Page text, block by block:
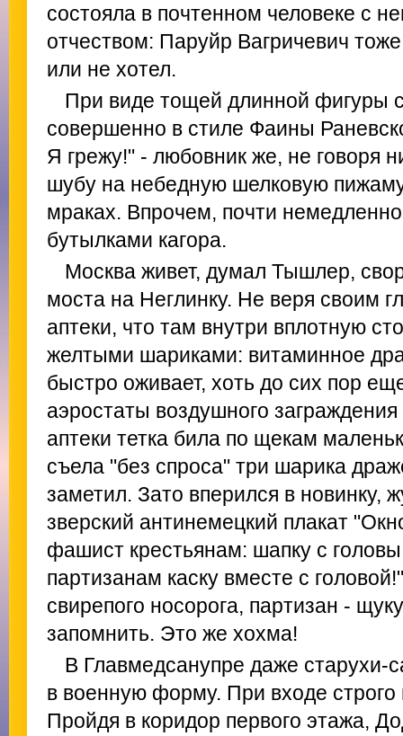
состояла в почтенном человеке с
отчеством: Паруйр Вагричевич
или не хотел.
При виде тощей длинной фигуры
совершенно в стиле Фаины
Я грежу!" - любовник же, не говоря
шубу на небедную шелковую
мраках. Впрочем, почти
бутылками кагора.
Москва живет, думал Тышлер,
моста на Неглинку. Не веря своим
аптеки, что там внутри вплотную
желтыми шариками: витаминное
быстро оживает, хоть до сих пор
аэростаты воздушного
аптеки тетка била по щекам
съела "без спроса" три шарика
заметил. Зато вперился в новинку,
зверский антинемецкий плакат
фашист крестьянам: шапку с
партизанам каску вместе с
свирепого носорога, партизан -
запомнить. Это же хохма!
В Главмедсанупре даже старухи-
в военную форму. При входе
Пройдя в коридор первого этажа,